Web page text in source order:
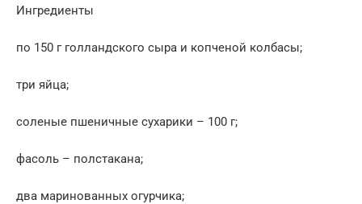
Ингредиенты
по 150 г голландского сыра и копченой колбасы;
три яйца;
соленые пшеничные сухарики – 100 г;
фасоль – полстакана;
два маринованных огурчика;